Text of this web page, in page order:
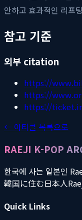
안하고 효과적인 리프
참고 기준
외부 citation
https://
https://
https://
← 아티클 목록으로
RAEJI K-POP
한국에 사는 일본인
韓国に住む日本人
Quick Links